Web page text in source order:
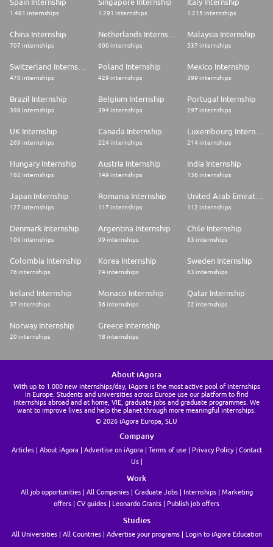
unsere Benefits.
Mehr Informationen zum Bewerbungsprozess bei EY findest du auf
unserer Karriereseite.
Bei EY leben wir Vielfalt und begrüßen alle Bewerbungen. Sag uns gerne
frühzeitig Bescheid, wenn wir dich hinsichtlich eines barrierefreien
Du hast noch Fragen? Unser Recruitment Center beantwortet diese gerne
1.481 internships 1.291 internships 1.215 internships
China Internship
707 internships 600 internships
Malaysia Internship
537 internships
470 internships
Poland Internship
429 internships
Mexico Internship
399 internships
Brazil Internship
398 internships
Belgium Internship
394 internships
Portugal Internship
297 internships
UK Internship
269 internships
Canada Internship
224 internships
Luxembourg Internship
214 internships
Hungary Internship
182 internships
Austria Internship
149 internships
India Internship
136 internships
Japan Internship
127 internships
Romania Internship
117 internships
United Arab Emirates Internship
112 internships
Denmark Internship
106 internships
Argentina Internship
99 internships
Chile Internship
83 internships
Colombia Internship
76 internships
Korea Internship
74 internships
Sweden Internship
63 internships
Ireland Internship
37 internships
Monaco Internship
36 internships
Qatar Internship
22 internships
Norway Internship
20 internships
Greece Internship
18 internships
About iAgora
With up to 1.000 new internships/day, iAgora is the most active pool of internships
in Europe. Students and universities across Europe use our platform to find
internships abroad and at home, VIE, graduate jobs and graduate programmes. We
want to improve lives and help the planet through more meaningful internships.
© 2026 iAgora Europa, SLU
Company
Articles About iAgora Advertise on iAgora Terms of use Privacy Policy
Contact
Us
Work
All job opportunities All Companies Graduate Jobs Internships
Marketing
offers
CV guides Leonardo Grants Publish job offers
Studies
All Universities All Countries Advertise your programs Login to iAgora Education